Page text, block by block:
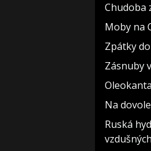
Chudoba
Moby na
Zpátky
Zásnuby
Na
Ruská